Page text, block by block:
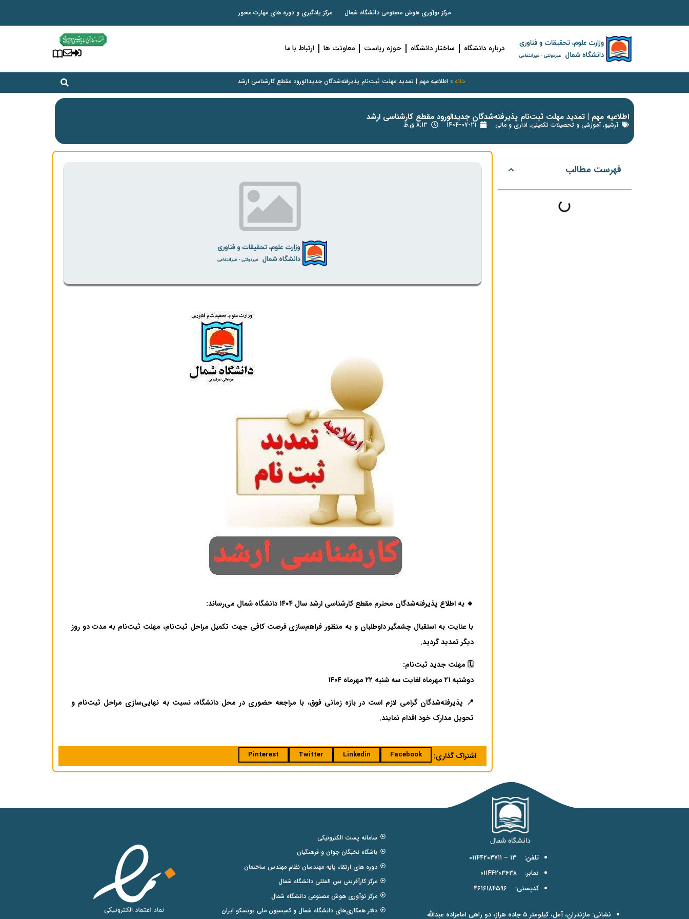
مرکز نوآوری هوش مصنوعی دانشگاه شمال مرکز یادگیری و دوره های مهارت محور
درباره دانشگاه ساختار دانشگاه حوزه ریاست معاونت ها ارتباط با ما
خانه » اطلاعیه مهم | تمدید مهلت ثبت‌نام پذیرفته‌شدگان جدیدالورود مقطع کارشناسی ارشد
اطلاعیه مهم | تمدید مهلت ثبت‌نام پذیرفته‌شدگان جدیدالورود مقطع کارشناسی ارشد
آرشیو, آموزشی و تحصیلات تکمیلی, اداری و مالی 1404-07-21 8:13 ق.ظ
فهرست مطالب
🔹 به اطلاع پذیرفته‌شدگان محترم مقطع کارشناسی ارشد سال ۱۴۰۴ دانشگاه شمال می‌رساند:
با عنایت به استقبال چشمگیر داوطلبان و به منظور فراهم‌سازی فرصت کافی جهت تکمیل مراحل ثبت‌نام، مهلت ثبت‌نام به مدت دو روز
دیگر تمدید گردید.
🗓 مهلت جدید ثبت‌نام:
دوشنبه ۲۱ مهرماه لغایت سه شنبه ۲۲ مهرماه ۱۴۰۴
📍 پذیرفته‌شدگان گرامی لازم است در بازه زمانی فوق، با مراجعه حضوری در محل دانشگاه، نسبت به نهایی‌سازی مراحل ثبت‌نام و
تحویل مدارک خود اقدام نمایند.
اشتراک گذاری: Facebook
Linkedin
Twitter
Pinterest
تلفن: ۱۳ – ۰۱۱۴۴۲۰۳۷۱۱
نمابر: ۰۱۱۴۴۲۰۳۶۳۸
کدپستی: ۴۶۱۶۱۸۴۵۹۶
نشانی: مازندران، آمل، کیلومتر ۵ جاده هراز، دو راهی امامزاده عبدالله
سامانه پست الکترونیکی
باشگاه نخبگان جوان و فرهنگیان
دوره های ارتقاء پایه مهندسان نظام مهندس ساختمان
مرکز کارآفرینی بین المللی دانشگاه شمال
مرکز نوآوری هوش مصنوعی دانشگاه شمال
دفتر همکاری‌های دانشگاه شمال و کمیسیون ملی یونسکو ایران